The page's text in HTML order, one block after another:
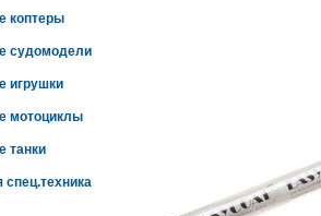
коптеры
судомодели
игрушки
мотоциклы
танки